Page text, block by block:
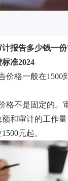
报告多少钱一
准2024
格一般在1500
不是固定的。
和审计的工作
元起。